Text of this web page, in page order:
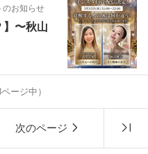
のお知らせ
】〜秋山
ページ中）
次のページ